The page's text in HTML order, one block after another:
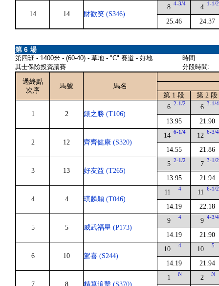
14 14 財歡笑 (S346)
8 4-3/4
25.46
4 1-1/2
24.37
第 6 場
第四班 - 1400米 - (60-40) - 草地 - "C" 賽道 - 好地
其士保險投資讓賽
時間:
分段時間:
過終點
次序
馬號
馬名
第 1 段
第 2 段
1 2 錶之勝 (T106)
6 2-1/2
13.95
6 3-1/4
21.90
2 12 齊齊健康 (S320)
14 6-1/4
14.55
12 6-3/4
21.86
3 13 好友益 (T265)
5 2-1/2
13.95
7 3-1/2
21.94
4 4 琪麟穎 (T046)
11 4
14.19
11 6-1/2
22.18
5 5 威武福星 (P173)
9 4
14.19
9 4-3/4
21.90
6 10 駕喜 (S244)
10 4
14.19
10 5
21.94
7 8 精算追擊 (S370)
1 N 2 N